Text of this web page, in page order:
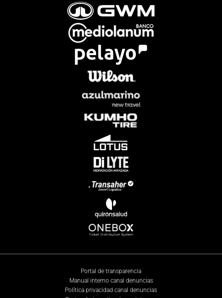
Portal de transparencia
Manual interno canal denuncias
Política privacidad canal denuncias